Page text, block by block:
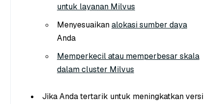
untuk layanan Milvus
Menyesuaikanalokasi sumber daya
Anda
Memperkecil atau memperbesar skala
dalam cluster Milvus
Jika Anda tertarik untuk meningkatkan versi